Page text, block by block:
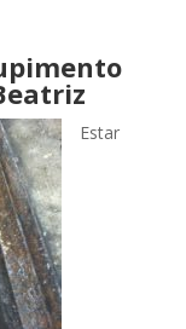
Estar